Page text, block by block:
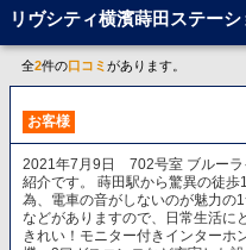
リヴシティ横濱蒔田ステー
全2件の口コミ があります。
お客様
2021年7月9日 702号室 ブルーラ
紹介です。 蒔田駅から驚異の徒
為、電車の音がしないのが魅力の
などがありますので、日常生活に
きれい！モニター付きインターホ